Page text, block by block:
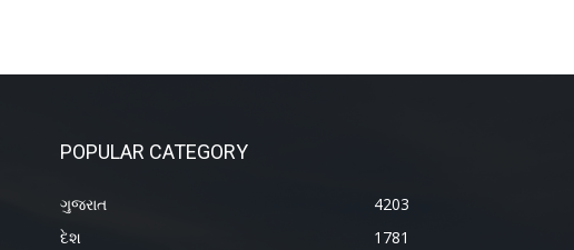
POPULAR CATEGORY
ગુજરાત
4203
દેશ
1781